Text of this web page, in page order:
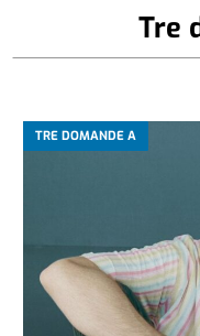
Tre
TRE DOMANDE A